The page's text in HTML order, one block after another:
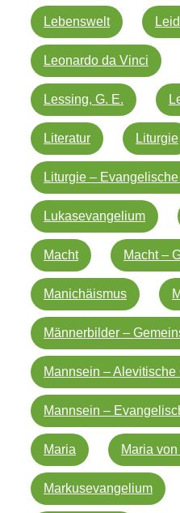
Lebenswelt
Leonardo da Vinci
Lessing, G. E.
Literatur Liturgie
Liturgie –
Lukasevangelium
Macht Macht –
Manichäismus
Männerbilder –
Mannsein –
Mannsein –
Maria Maria
Markusevangelium